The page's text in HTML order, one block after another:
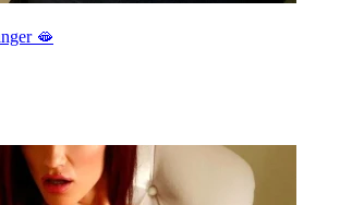
🫦